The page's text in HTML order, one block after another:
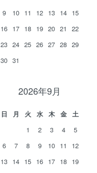
9
10 11 12 13 14 15
16 17 18 19 20 21
22
23 24 25 26 27 28 29
30 31
2026年9月
日 月 火 水 木 金
土
1
2 3 4
5
6
7 8 9 10 11
12
13 14 15 16 17 18 19